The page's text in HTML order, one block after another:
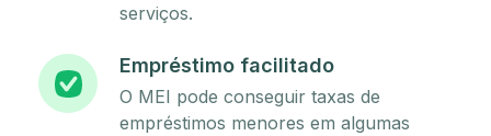
serviços.
Empréstimo facilitado
O MEI pode conseguir taxas de
empréstimos menores em algumas